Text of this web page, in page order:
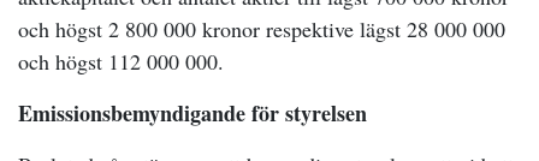
och högst 2 800 000 kronor respektive lägst 28 000 000
och högst 112 000 000.
Emissionsbemyndigande för styrelsen